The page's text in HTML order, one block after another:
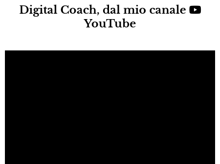
Digital Coach, dal mio canale
YouTube